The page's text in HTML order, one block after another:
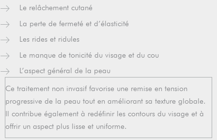
Le relâchement cutané
La perte de fermeté et d’élasticité
Les rides et ridules
Le manque de tonicité du visage et du cou
L’aspect général de la peau
Ce traitement non invasif favorise une remise en tension
progressive de la peau tout en améliorant sa texture globale.
Il contribue également à redéfinir les contours du visage et à
offrir un aspect plus lisse et uniforme.